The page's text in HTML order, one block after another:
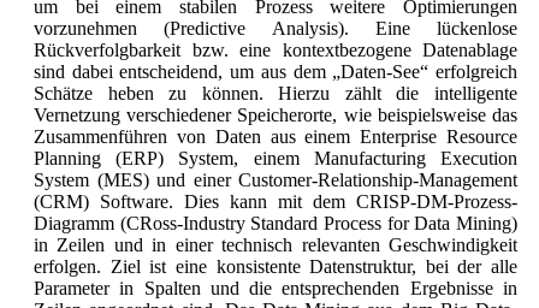
um bei einem stabilen Prozess weitere Optimierungen
vorzunehmen (Predictive Analysis). Eine lückenlose
Rückverfolgbarkeit bzw. eine kontextbezogene Datenablage
sind dabei entscheidend, um aus dem „Daten-See“ erfolgreich
Schätze heben zu können. Hierzu zählt die intelligente
Vernetzung verschiedener Speicherorte, wie beispielsweise das
Zusammenführen von Daten aus einem Enterprise Resource
Planning (ERP) System, einem Manufacturing Execution
System (MES) und einer Customer-Relationship-Management
(CRM) Software. Dies kann mit dem CRISP-DM-Prozess-
Diagramm (CRoss-Industry Standard Process for Data Mining)
in Zeilen und in einer technisch relevanten Geschwindigkeit
erfolgen. Ziel ist eine konsistente Datenstruktur, bei der alle
Parameter in Spalten und die entsprechenden Ergebnisse in